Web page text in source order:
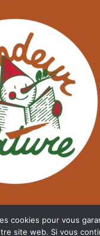
cookies pour vous
site web. Si vous